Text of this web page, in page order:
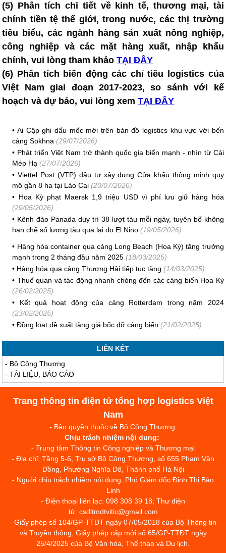
(5) Phân tích chi tiết về kinh tế, thương mại, tài
chính tiền tệ thế giới, trong nước, các thị trường
tiêu biểu, các ngành hàng sản xuất nông nghiệp,
công nghiệp và các mặt hàng xuất, nhập khẩu
chính, vui lòng tham khảo TẠI ĐÂY
(6) Phân tích biến động các chỉ tiêu logistics của
Việt Nam giai đoạn 2017-2023, so sánh với kế
hoạch và dự báo, vui lòng xemTẠI ĐÂY
•Ai Cập ghi dấu mốc mới trên bản đồ logistics khu vực với bến
cảng Sokhna (29/07/2026)
• Phát triển Việt Nam trở thành quốc gia biển mạnh - nhìn từ Cái
Mép Hạ (27/07/2026)
•Viettel Post (VTP) đầu tư xây dựng Cửa khẩu thông minh quy
mô gần 8 ha tại Lào Cai (20/07/2026)
• Hoa Kỳ phạt Maersk 1,9 triệu USD vì phí lưu giữ hàng hóa
(29/05/2026)
• Kênh đào Panada duy trì 38 lượt tàu mỗi ngày, tuyên bố không
hạn chế số lượng tàu qua lại do El Nino (19/05/2026)
• Hàng hóa container qua cảng Long Beach (Hoa Kỳ) tăng trưởng
mạnh trong 2 tháng đầu năm 2025 (18/03/2025)
• Hàng hóa qua cảng Thượng Hải tiếp tục tăng (14/03/2025)
• Thuế quan và tác động nhanh chóng đến các cảng biển Hoa Kỳ
(26/02/2025)
• Kết quả hoạt động của cảng Rotterdam trong năm 2024
(23/02/2025)
•Đồng loạt đề xuất tăng giá bốc dỡ cảng biển (21/02/2025)
LIÊN KẾT
- Bộ Công Thương
-TÀI LIỆU, BÁO CÁO
Trang thông tin điện tử tổng hợp logistics Việt
Nam
- Bản quyền thuộc về Bộ Công Thương.
Chịu trách nhiệm nội dung:
- Trung tâm Thông tin Công nghiệp và Thương mại
- Địa chỉ: Tầng 5-6, Trụ sở Bộ Công Thương, số 655 Phạm Văn
Đồng, Phường Nghĩa Đô, Thành phố Hà Nội
- Người chịu trách nhiệm nội dung: Phó Giám đốc Đinh Thị Bảo
Linh
- Điện thoại liên lạc: 098 308 39 18; Thư điện
tử: csdltmdtvitic@gmail.com
- Giấy phép số 104/GP-TTĐT ngày 07/05/2018 của Bộ Thông tin
và Truyền thông, Giấy phép cấp mới số 65/GP-TTĐT ngày
25/4/2025 của Bộ Văn hóa, Thể thao và Du lịch.